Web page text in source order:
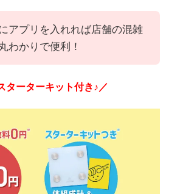
アプリを入れれば店舗の混雑
わかりで便利！
ターターキット付き♪／